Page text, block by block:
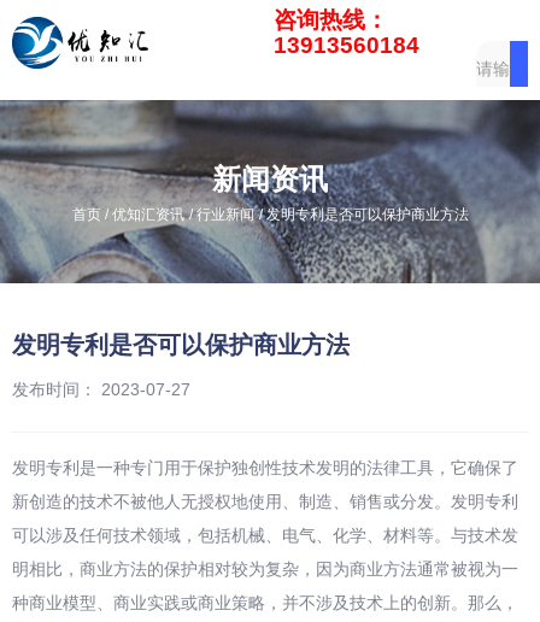
咨询热线：
13913560184
新闻资讯
首页 / 优知汇资讯 /行业新闻 /发明专利是否可以保护商业方法
发明专利是否可以保护商业方法
发布时间： 2023-07-27
发明专利是一种专门用于保护独创性技术发明的法律工具，它确保了
新创造的技术不被他人无授权地使用、制造、销售或分发。发明专利
可以涉及任何技术领域，包括机械、电气、化学、材料等。与技术发
明相比，商业方法的保护相对较为复杂，因为商业方法通常被视为一
种商业模型、商业实践或商业策略，并不涉及技术上的创新。那么，